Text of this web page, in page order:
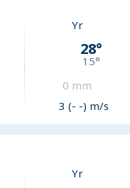
Yr
28°
15°
0 mm
3 (- -) m/s
Yr